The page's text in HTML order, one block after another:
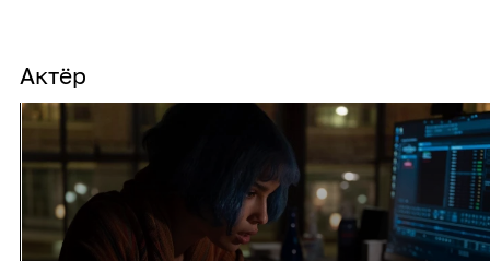
Актёр